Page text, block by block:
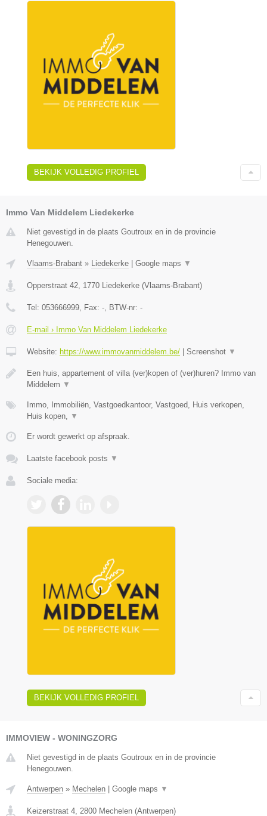
BEKIJK VOLLEDIG PROFIEL
Immo Van Middelem Liedekerke
Niet gevestigd in de plaats Goutroux en in de provincie
Henegouwen.
Vlaams-Brabant » Liedekerke Google maps ▼
Opperstraat 42 1770 Liedekerke (Vlaams-Brabant)
Tel: 053666999 , Fax: - , BTW-nr: -
E-mail › Immo Van Middelem Liedekerke
Website: https://www.immovanmiddelem.be/ Screenshot ▼
Een huis, appartement of villa (ver)kopen of (ver)huren? Immo van
Middelem ▼
Immo, Immobiliën, Vastgoedkantoor, Vastgoed, Huis verkopen,
Huis kopen,
▼
Er wordt gewerkt op afspraak.
Laatste facebook posts ▼
Sociale media:
BEKIJK VOLLEDIG PROFIEL
IMMOVIEW - WONINGZORG
Niet gevestigd in de plaats Goutroux en in de provincie
Henegouwen.
Antwerpen » Mechelen Google maps ▼
Keizerstraat 4 2800 Mechelen (Antwerpen)